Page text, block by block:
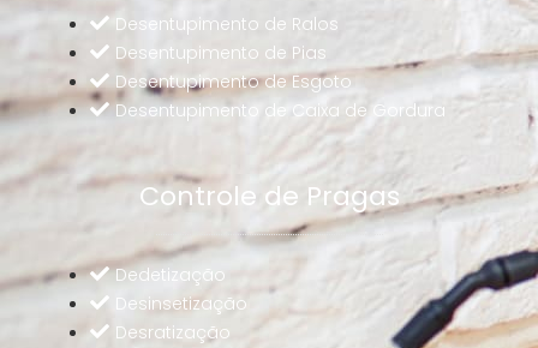
Desentupimento de Ralos
Desentupimento de Pias
Desentupimento de Esgoto
Desentupimento de Caixa de Gordura
Controle de Pragas
Dedetização
Desinsetização
Desratização